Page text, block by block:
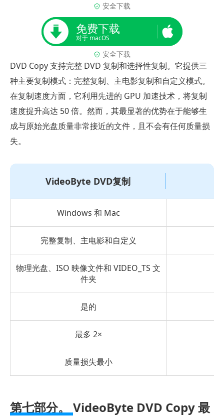
安全下载
免费下载
对于 macOS
安全下载
DVD Copy 支持完整 DVD 复制和选择性复制。它提供三
种主要复制模式：完整复制、主电影复制和自定义模式。
在复制速度方面，它利用先进的 GPU 加速技术，将复制
速度提升高达 50 倍。然而，其最显著的优势在于能够生
成与原始光盘质量非常接近的文件，且不会有任何质量损
失。
VideoByte DVD复制
Windows 和 Mac
完整复制、主电影和自定义
物理光盘、ISO 映像文件和 VIDEO_TS 文
件夹
是的
最多 2×
质量损失最小
第七部分。 VideoByte DVD Copy 最